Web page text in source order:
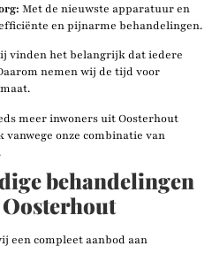
Met de nieuwste apparatuur en
en pijnarme behandelingen.
vinden het belangrijk dat iedere
nemen wij de tijd voor
meer inwoners uit Oosterhout
onze combinatie van
behandelingen
een compleet aanbod aan